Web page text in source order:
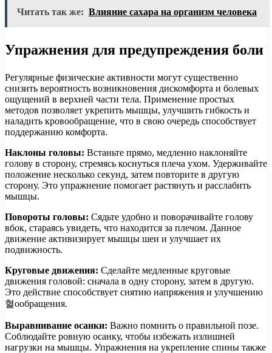
Читать так же: Влияние сахара на организм человека
Упражнения для предупреждения боли
Регулярные физические активности могут существенно
снизить вероятность возникновения дискомфорта и болевых
ощущений в верхней части тела. Применение простых
методов позволяет укрепить мышцы, улучшить гибкость и
наладить кровообращение, что в свою очередь способствует
поддержанию комфорта.
Наклоны головы: Встаньте прямо, медленно наклоняйте
голову в сторону, стремясь коснуться плеча ухом. Удерживайте
положение несколько секунд, затем повторите в другую
сторону. Это упражнение помогает растянуть и расслабить
мышцы.
Повороты головы: Сядьте удобно и поворачивайте голову
вбок, стараясь увидеть, что находится за плечом. Данное
движение активизирует мышцы шеи и улучшает их
подвижность.
Круговые движения: Сделайте медленные круговые
движения головой: сначала в одну сторону, затем в другую.
Это действие способствует снятию напряжения и улучшению
혈ообращения.
Выравнивание осанки: Важно помнить о правильной позе.
Соблюдайте ровную осанку, чтобы избежать излишней
нагрузки на мышцы. Упражнения на укрепление спины также